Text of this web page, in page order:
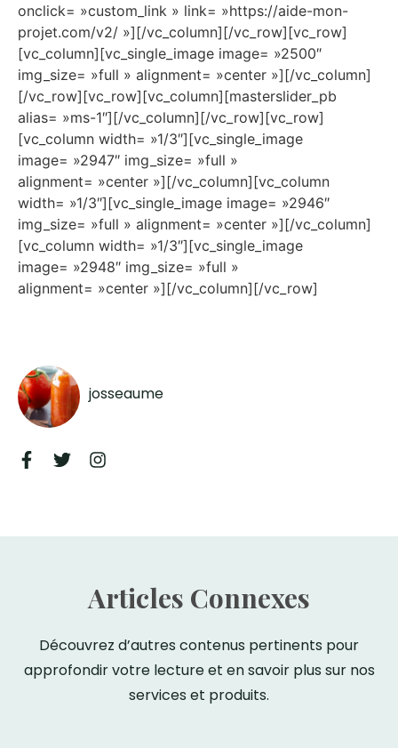
onclick= »custom_link » link= »https://aide-mon-
projet.com/v2/ »][/vc_column][/vc_row][vc_row]
[vc_column][vc_single_image image= »2500″
img_size= »full » alignment= »center »][/vc_column]
[/vc_row][vc_row][vc_column][masterslider_pb
alias= »ms-1″][/vc_column][/vc_row][vc_row]
[vc_column width= »1/3″][vc_single_image
image= »2947″ img_size= »full »
alignment= »center »][/vc_column][vc_column
width= »1/3″][vc_single_image image= »2946″
img_size= »full » alignment= »center »][/vc_column]
[vc_column width= »1/3″][vc_single_image
image= »2948″ img_size= »full »
alignment= »center »][/vc_column][/vc_row]
josseaume
Articles Connexes
Découvrez d’autres contenus pertinents pour
approfondir votre lecture et en savoir plus sur nos
services et produits.